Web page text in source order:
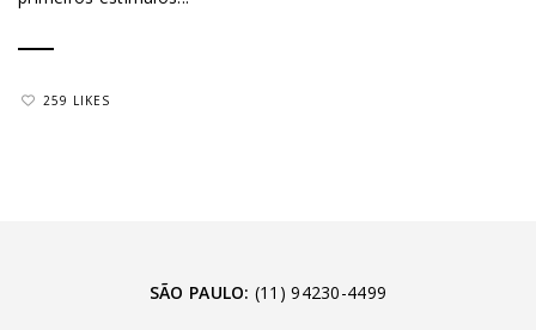
259 LIKES
SÃO PAULO: (11) 94230-4499